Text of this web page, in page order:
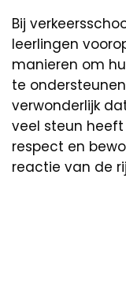
Bij
leerlingen
manieren om
te
verwonderlijk
veel steun
respect en
reactie van de